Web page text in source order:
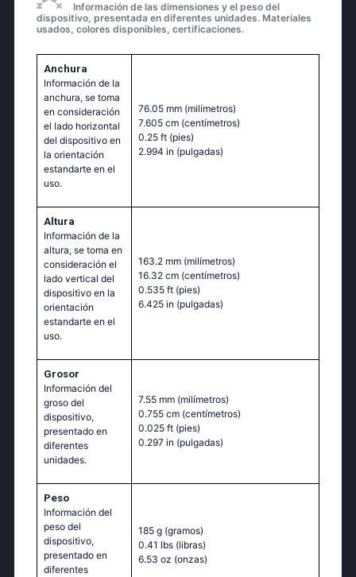
Información de las dimensiones y el peso del
dispositivo, presentada en diferentes unidades. Materiales
usados, colores disponibles, certificaciones.
Anchura
Información de la
anchura, se toma
en consideración
el lado horizontal
del dispositivo en
la orientación
estandarte en el
uso.
76.05 mm (milímetros)
7.605 cm (centímetros)
0.25 ft (pies)
2.994 in (pulgadas)
Altura
Información de la
altura, se toma en
consideración el
lado vertical del
dispositivo en la
orientación
estandarte en el
uso.
163.2 mm (milímetros)
16.32 cm (centímetros)
0.535 ft (pies)
6.425 in (pulgadas)
Grosor
Información del
groso del
dispositivo,
presentado en
diferentes
unidades.
7.55 mm (milímetros)
0.755 cm (centímetros)
0.025 ft (pies)
0.297 in (pulgadas)
Peso
Información del
peso del
dispositivo,
presentado en
diferentes
185 g (gramos)
0.41 lbs (libras)
6.53 oz (onzas)